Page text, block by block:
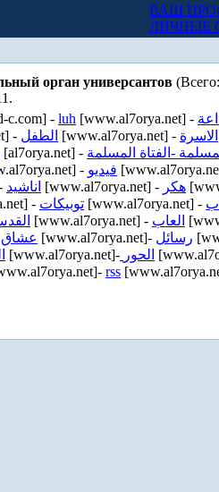
ВАШ
ЛИЧНЫЕ
орган универсантов
c.com] - luh [www.al7orya.net] -
- الطفل [www.al7orya.net] - الاسرة
[al7orya.net] - -الفتاة المسلمة
- فيديو
اناشيد [www.al7orya.net] - هكر
- توبيكات [www.al7orya.net] -
[www.al7orya.net] - العاب
عشاق [www.al7orya.net]- رسائل
[www.al7orya.net]- الحور
rss